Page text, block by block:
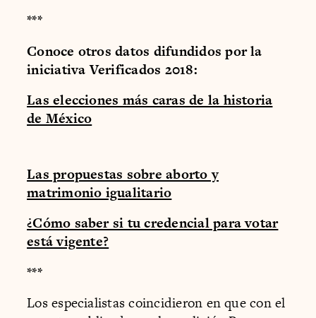
***
Conoce otros datos difundidos por la
iniciativa Verificados 2018:
Las elecciones más caras de la historia
de México
Las propuestas sobre aborto y
matrimonio igualitario
¿Cómo saber si tu credencial para votar
está vigente?
***
Los especialistas coincidieron en que con el